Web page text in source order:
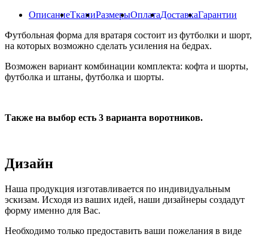
ОписаниеТканиРазмерыОплатаДоставкаГарантии
Футбольная форма для вратаря состоит из футболки и шорт,
на которых возможно сделать усиления на бедрах.
Возможен вариант комбинации комплекта: кофта и шорты,
футболка и штаны, футболка и шорты.
Также на выбор есть 3 варианта воротников.
Дизайн
Наша продукция изготавливается по индивидуальным
эскизам. Исходя из ваших идей, наши дизайнеры создадут
форму именно для Вас.
Необходимо только предоставить ваши пожелания в виде